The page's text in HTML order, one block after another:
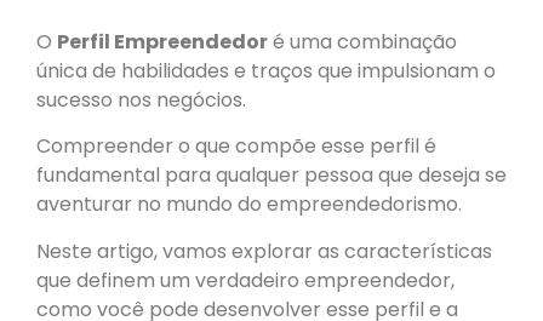
O Perfil Empreendedoré uma combinação
única de habilidades e traços que impulsionam o
sucesso nos negócios.
Compreender o que compõe esse perfil é
fundamental para qualquer pessoa que deseja se
aventurar no mundo do empreendedorismo.
Neste artigo, vamos explorar as características
que definem um verdadeiro empreendedor,
como você pode desenvolver esse perfil e a